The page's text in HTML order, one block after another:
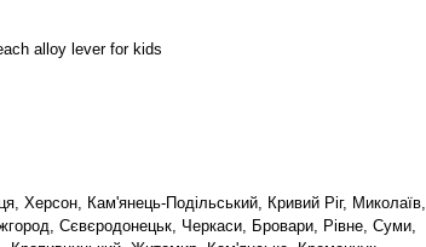
alloy lever for kids
Херсон, Кам'янець-Подільський, Кривий Ріг, Миколаїв,
Сєвєродонецьк, Черкаси, Бровари, Рівне, Суми,